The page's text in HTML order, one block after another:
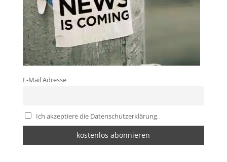
E-Mail Adresse
Ich akzeptiere die Datenschutzerklärung.